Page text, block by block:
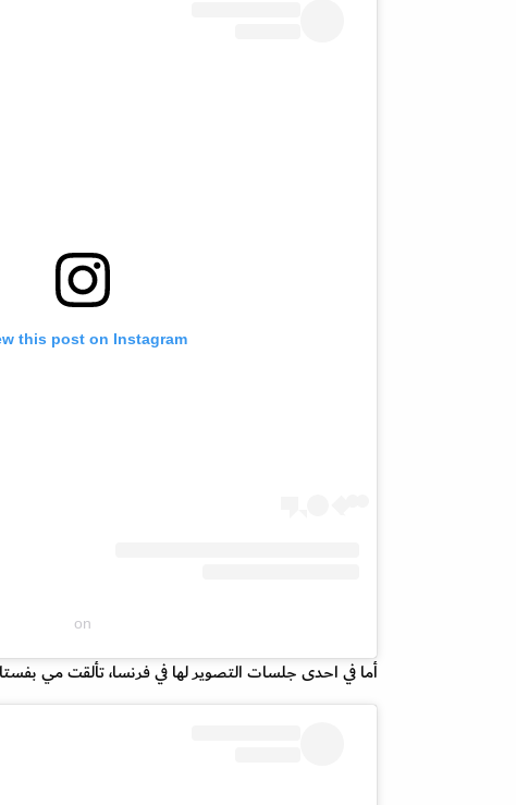
this post on Instagram
on
أما في احدى جلسات التصوير لها في فرنسا، تألقت مي